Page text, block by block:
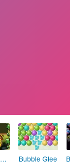
Jungle Shooter Bubble Glee